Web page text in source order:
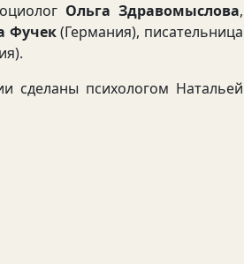
Ольга Здравомыслова,
Фучек(Германия), писательница
психологом Натальей